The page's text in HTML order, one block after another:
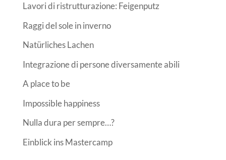
Lavori di ristrutturazione: Feigenputz
Raggi del sole in inverno
Natürliches Lachen
Integrazione di persone diversamente abili
A place to be
Impossible happiness
Nulla dura per sempre…?
Einblick ins Mastercamp